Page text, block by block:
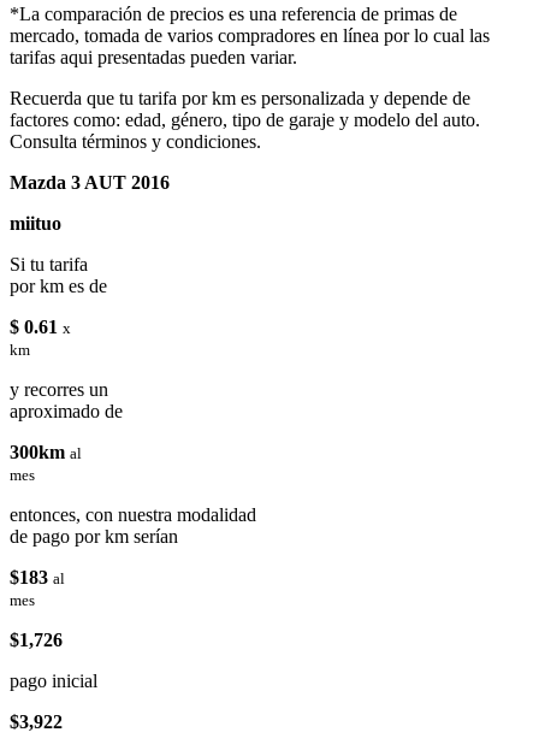
*La comparación de precios es una referencia de primas de
mercado, tomada de varios compradores en línea por lo cual las
tarifas aqui presentadas pueden variar.
Recuerda que tu tarifa por km es personalizada y depende de
factores como: edad, género, tipo de garaje y modelo del auto.
Consulta términos y condiciones.
Mazda 3 AUT 2016
miituo
Si tu tarifa
por km es de
$ 0.61 x
km
y recorres un
aproximado de
300km al
mes
entonces, con nuestra modalidad
de pago por km serían
$183 al
mes
$1,726
pago inicial
$3,922